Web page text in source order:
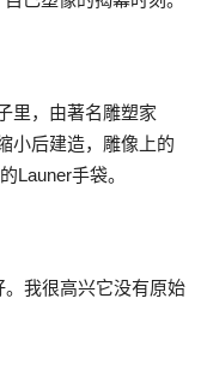
里，由著名雕塑家
小后建造，雕像上的
Launer手袋。
。我很高兴它没有原始